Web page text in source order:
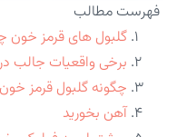
فهرست مطالب
گلبول های قرمز خون
برخی واقعیات جالب
چگونه گلبول قرمز
آهن بخورید